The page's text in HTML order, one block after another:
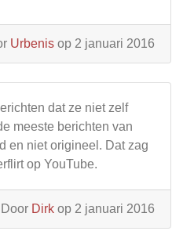
Urbenis op 2 januari 2016
dat ze niet zelf
meeste berichten van
en niet origineel. Dat zag
op YouTube.
Door Dirk op 2 januari 2016